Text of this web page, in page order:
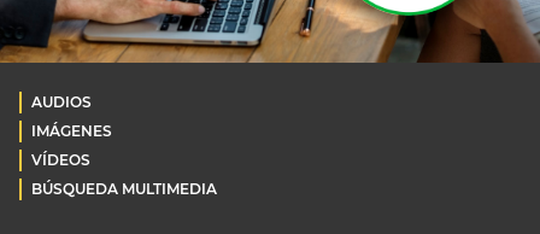
AUDIOS
IMÁGENES
VÍDEOS
BÚSQUEDA MULTIMEDIA